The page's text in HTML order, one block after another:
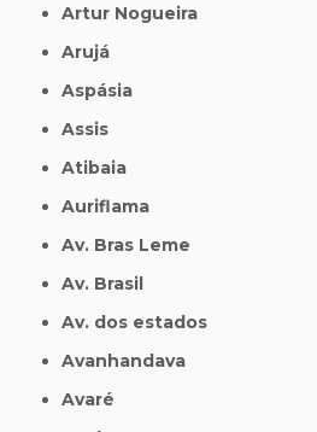
Artur Nogueira
Arujá
Aspásia
Assis
Atibaia
Auriflama
Av. Bras Leme
Av. Brasil
Av. dos estados
Avanhandava
Avaré